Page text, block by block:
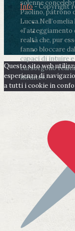
solenne
Paolino, patrono
Lucca.
«l’atteggiamento
realtà che, pur
fanno bloccare
capaci di intuire
cui sorgono
inedite».
Info- Copyright
Questo sito web
esperienza di
a tutti i cookie in